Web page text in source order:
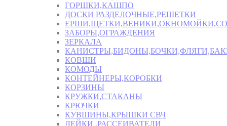
ГОРШКИ,КАШПО
ДОСКИ РАЗДЕЛОЧНЫЕ,РЕШЕТКИ
ЗАБОРЫ,ОГРАЖДЕНИЯ
ЗЕРКАЛА
КОВШИ
КОМОДЫ
КОНТЕЙНЕРЫ,КОРОБКИ
КОРЗИНЫ
КРУЖКИ,СТАКАНЫ
КРЮЧКИ
КУВШИНЫ,КРЫШКИ СВЧ
ЛЕЙКИ ,РАССЕИВАТЕЛИ